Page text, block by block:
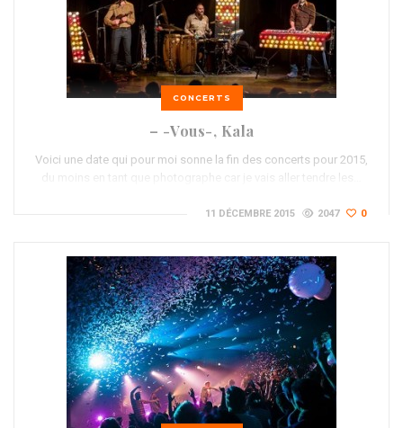
CONCERTS
– -Vous-, Kala
Voici une date qui pour moi sonne la fin des concerts pour 2015,
du moins en tant que photographe car je vais aller tendre les…
11 DÉCEMBRE 2015 2047 0